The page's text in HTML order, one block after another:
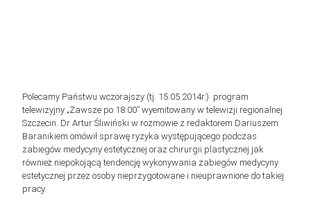
Polecamy Państwu wczorajszy (tj. 15.05.2014r.) program
telewizyjny „Zawsze po 18:00” wyemitowany w telewizji regionalnej
Szczecin. Dr Artur Śliwiński w rozmowie z redaktorem Dariuszem
Baranikiem omówił sprawę ryzyka występującego podczas
zabiegów medycyny estetycznej oraz chirurgii plastycznej jak
również niepokojącą tendencję wykonywania zabiegów medycyny
estetycznej przez osoby nieprzygotowane i nieuprawnione do takiej
pracy.